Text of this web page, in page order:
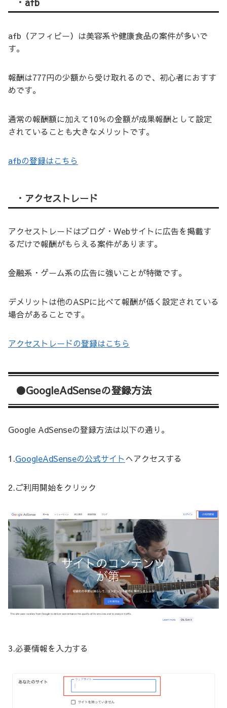
afb（アフィビー）は美容系や健康食品の案件が多いで
す。
報酬は777円の少額から受け取れるので、初心者におすす
めです。
通常の報酬額に加えて10％の金額が成果報酬として設定
されていることも大きなメリットです。
afbの登録はこちら
・アクセストレード
アクセストレードはブログ・Webサイトに広告を掲載す
るだけで報酬がもらえる案件があります。
金融系・ゲーム系の広告に強いことが特徴です。
デメリットは他のASPに比べて報酬が低く設定されている
場合があることです。
アクセストレードの登録はこちら
●GoogleAdSenseの登録方法
Google AdSenseの登録方法は以下の通り。
1.GoogleAdSenseの公式サイト へアクセスする
2.ご利用開始をクリック
3.必要情報を入力する